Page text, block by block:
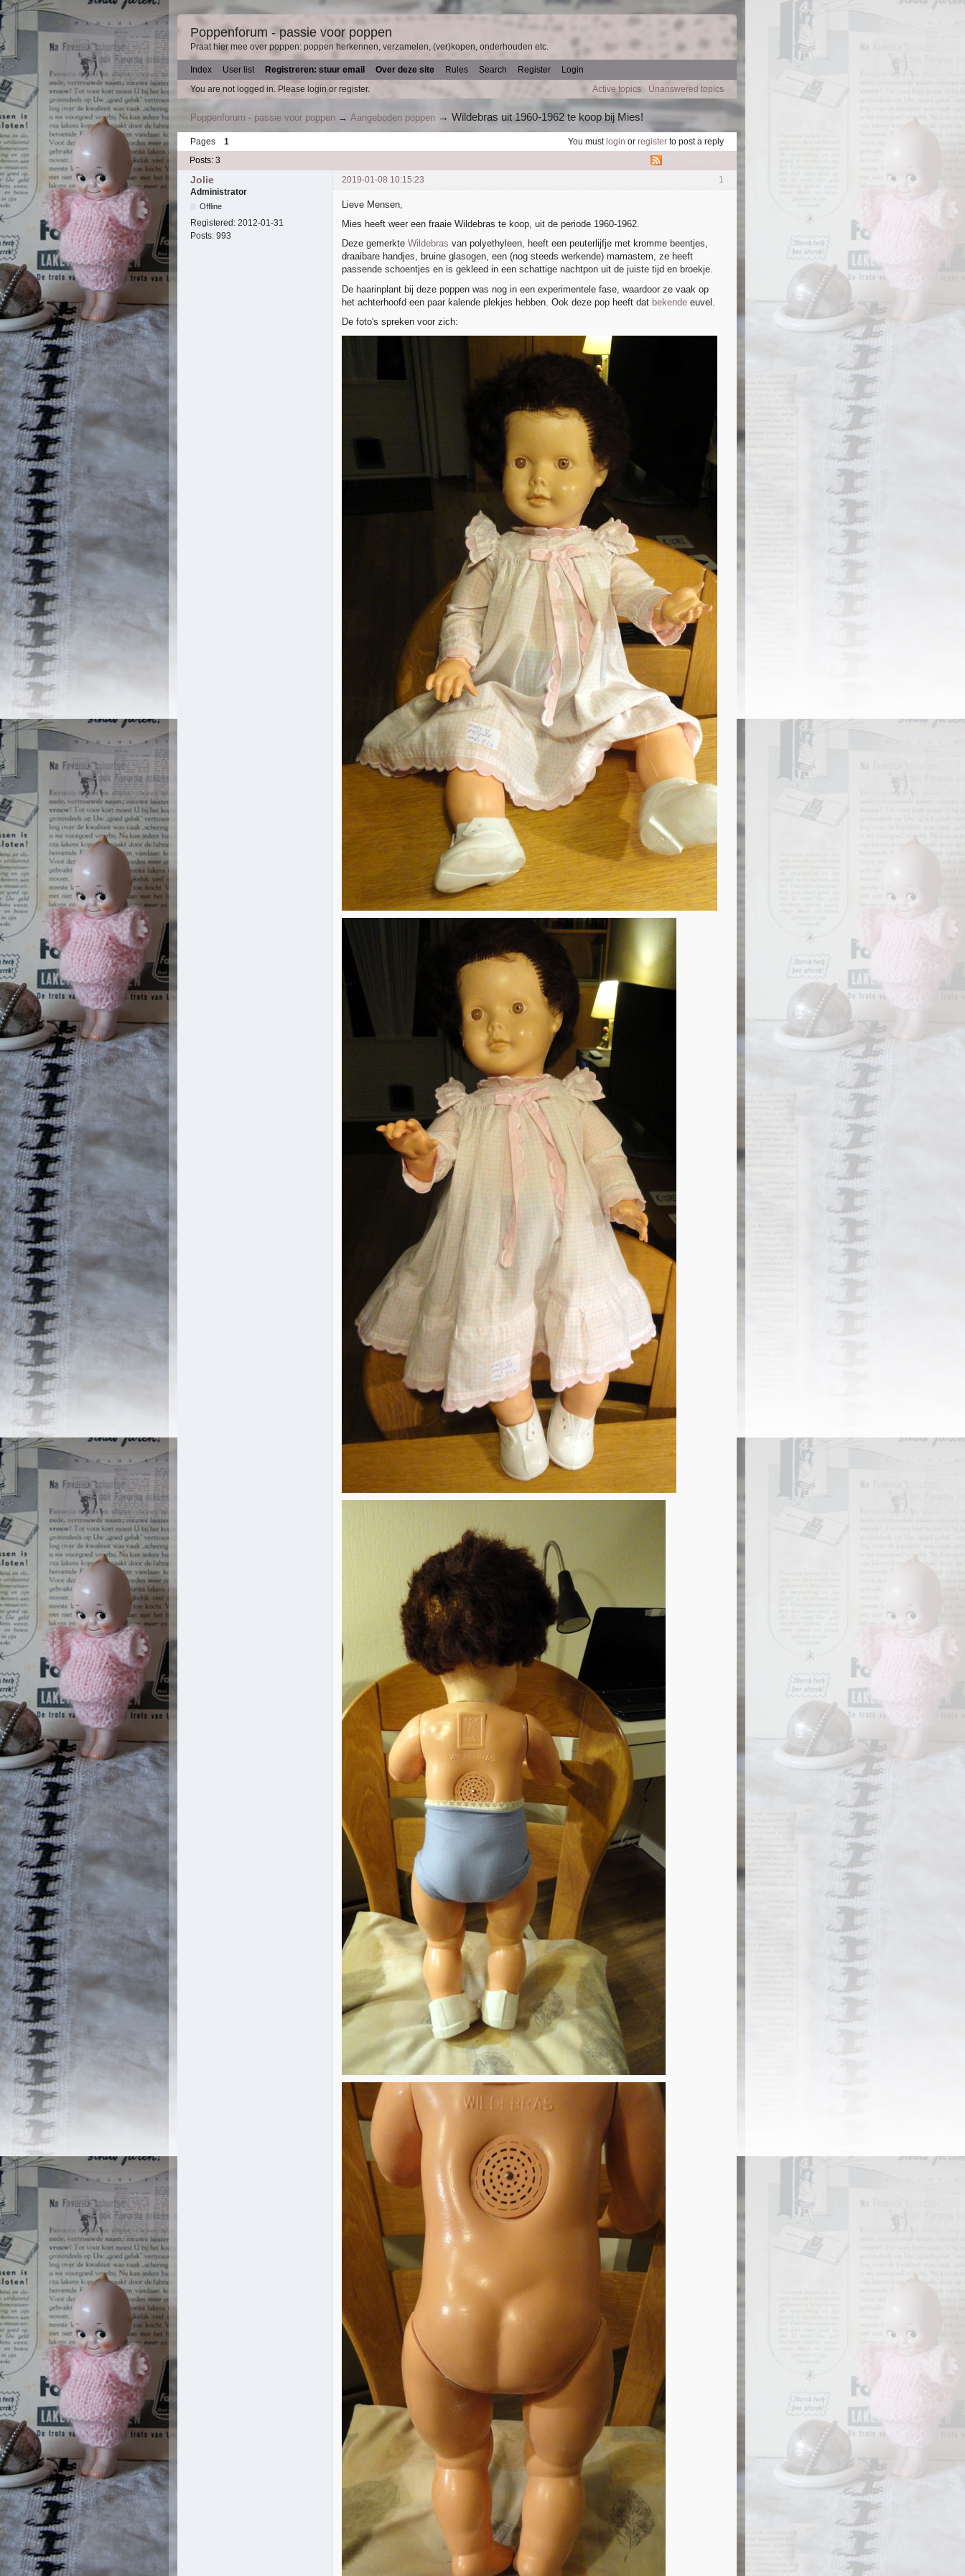
Poppenforum - passie voor poppen
Praat hier mee over poppen: poppen herkennen, verzamelen, (ver)kopen, onderhouden etc.
Index User list Registreren: stuur email Over deze site Rules Search Register
Login
You are not logged in. Please login or register. Active topics Unanswered topics
Poppenforum - passie voor poppen →Aangeboden poppen →Wildebras uit 1960-1962 te koop bij Mies!
Pages 1 You must login or register to post a reply
Posts: 3
1
Jolie
2019-01-08 10:15:23
Administrator
Offline
Registered: 2012-01-31
Posts: 993
Lieve Mensen,
Mies heeft weer een fraaie Wildebras te koop, uit de periode 1960-1962.
Deze gemerkte Wildebras van polyethyleen, heeft een peuterlijfje met kromme beentjes,
draaibare handjes, bruine glasogen, een (nog steeds werkende) mamastem, ze heeft
passende schoentjes en is gekleed in een schattige nachtpon uit de juiste tijd en broekje.
De haarinplant bij deze poppen was nog in een experimentele fase, waardoor ze vaak op
het achterhoofd een paar kalende plekjes hebben. Ook deze pop heeft dat bekende euvel.
De foto's spreken voor zich: